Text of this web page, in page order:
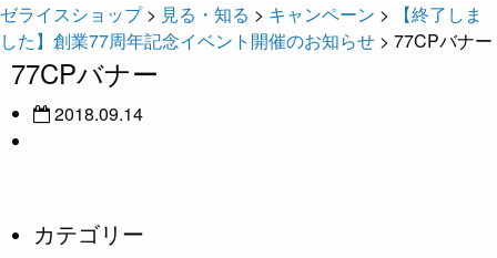
ゼライスショップ> 見る・知る > キャンペーン >
【終了しま
した】創業77周年記念イベント開催のお知らせ > 77CPバナー
77CPバナー
2018.09.14
カテゴリー